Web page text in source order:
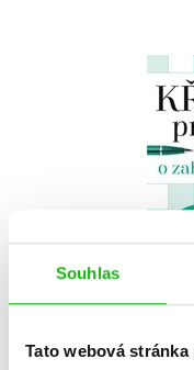
Souhlas
Tato webová